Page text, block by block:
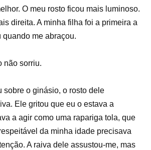
O meu rosto ficou mais luminoso.
direita. A minha filha foi a primeira a
quando me abraçou.
não sorriu.
sobre o ginásio, o rosto dele
Ele gritou que eu o estava a
a agir como uma rapariga tola, que
da minha idade precisava
A raiva dele assustou-me, mas